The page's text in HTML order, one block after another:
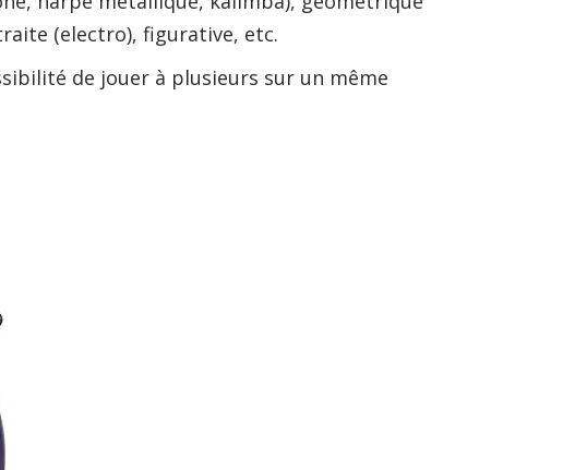
(electro), figurative, etc.
de jouer à plusieurs sur un même